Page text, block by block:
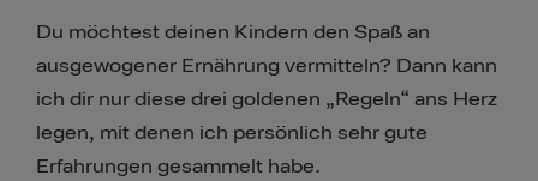
Du möchtest deinen Kindern den Spaß an
ausgewogener Ernährung vermitteln? Dann kann
ich dir nur diese drei goldenen „Regeln“ ans Herz
legen, mit denen ich persönlich sehr gute
Erfahrungen gesammelt habe.